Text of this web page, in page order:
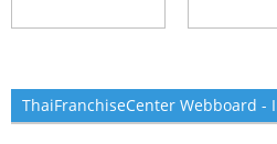
ThaiFranchiseCenter Webboard -